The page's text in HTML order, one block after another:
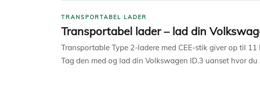
TRANSPORTABEL LADER
Transportabel lader – lad din
Transportable Type 2-ladere med CEE-stik giver op til
Tag den med og lad din Volkswagen ID.3 uanset hvor du